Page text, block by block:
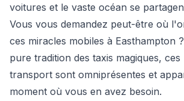
voitures et le vaste océan se
Vous vous demandez peut-être où
ces miracles mobiles à Easthampton
pure tradition des taxis magiques, ces
transport sont omniprésentes et
moment où vous en avez besoin.